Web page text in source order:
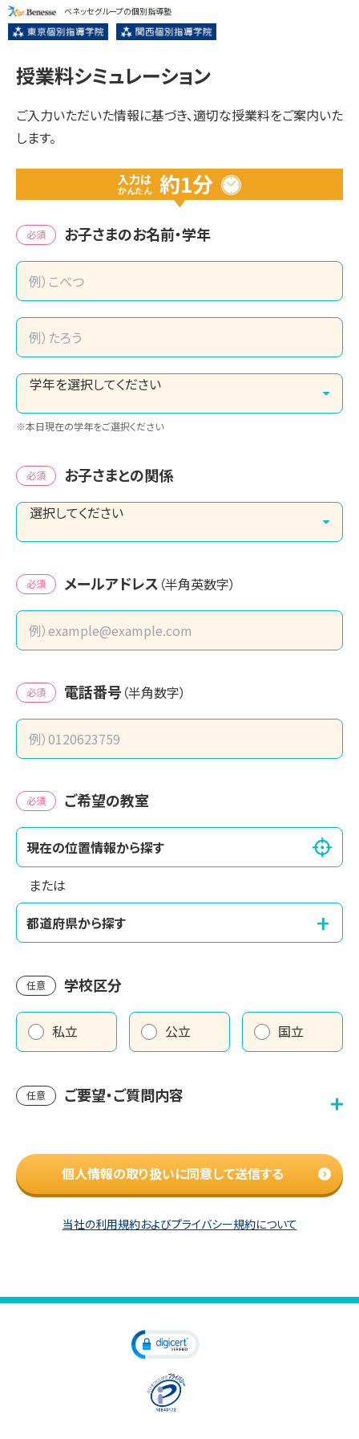
ベネッセグループの個別指導塾
授業料シミュレーション
ご入力いただいた情報に基づき、適切な授業料をご案内いた
します。
入力は
かんたん 約1分
必須 お子さまのお名前・学年
※本日現在の学年をご選択ください
必須 お子さまとの関係
必須 メールアドレス （半角英数字）
必須 電話番号 （半角数字）
必須 ご希望の教室
現在の位置情報から探す
または
都道府県から探す
+
任意 学校区分
私立 公立 国立
任意 ご要望・ご質問内容
個人情報の取り扱いに同意して送信する
当社の利用規約およびプライバシー規約について